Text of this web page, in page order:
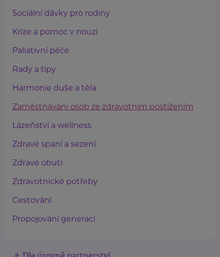
Sociální dávky pro rodiny
Krize a pomoc v nouzi
Paliativní péče
Rady a tipy
Harmonie duše a těla
Zaměstnávání osob ze zdravotním postižením
Lázeňství a wellness
Zdravé spaní a sezení
Zdravé obutí
Zdravotnické potřeby
Cestování
Propojování generací